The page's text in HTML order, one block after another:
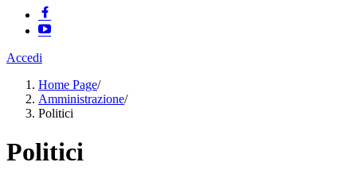
Accedi
Home Page/
Amministrazione/
Politici
Politici